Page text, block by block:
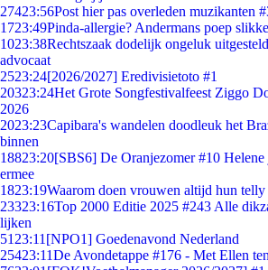
27423:56Post hier pas overleden muzikanten
1723:49Pinda-allergie? Andermans poep
1023:38Rechtszaak dodelijk ongeluk
advocaat
2523:24[2026/2027] Eredivisietoto #1
20323:24Het Grote Songfestivalfeest Ziggo
2026
2023:23Capibara's wandelen doodleuk het
binnen
18823:20[SBS6] De Oranjezomer #10 Helene
ermee
1823:19Waarom doen vrouwen altijd hun
23323:16Top 2000 Editie 2025 #243 Alle
lijken
51 23:11 [NPO1] Goedenavond Nederland
25423:11De Avondetappe #176 - Met Ellen